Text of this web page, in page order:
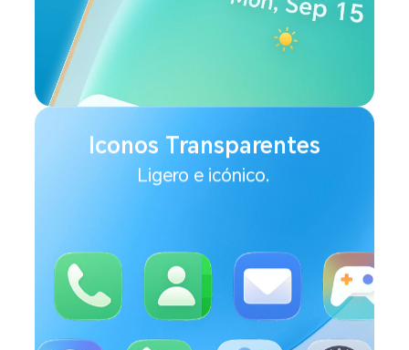
Iconos Transparentes
Ligero e icónico.